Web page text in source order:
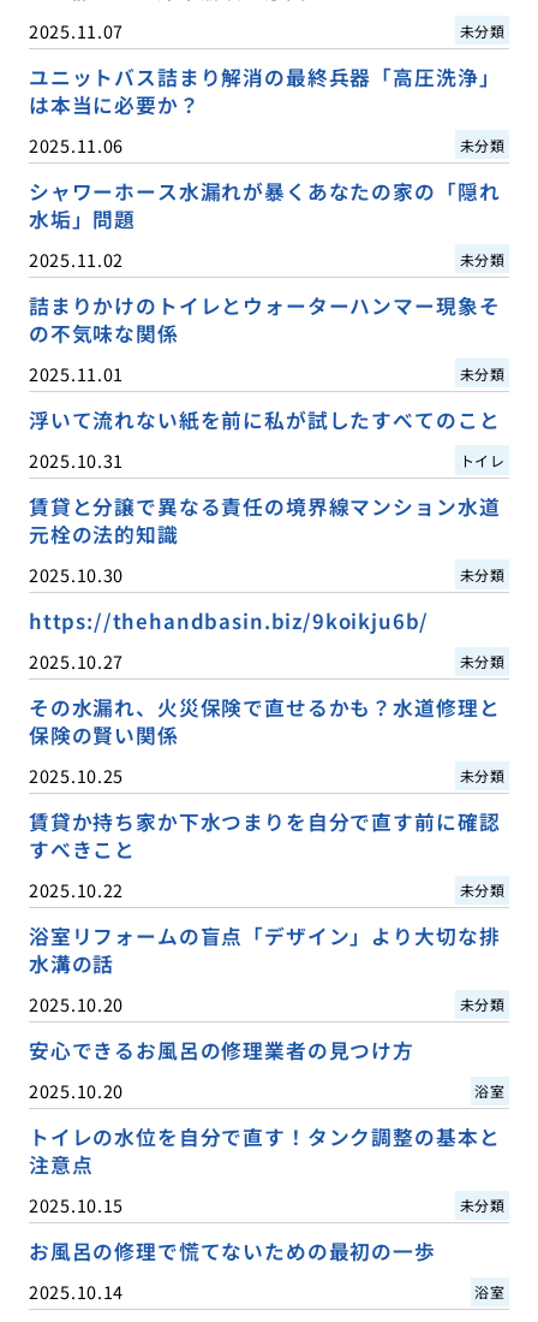
2025.11.07 未分類
ユニットバス詰まり解消の最終兵器「高圧洗浄」
は本当に必要か？
2025.11.06 未分類
シャワーホース水漏れが暴くあなたの家の「隠れ
水垢」問題
2025.11.02 未分類
詰まりかけのトイレとウォーターハンマー現象そ
の不気味な関係
2025.11.01 未分類
浮いて流れない紙を前に私が試したすべてのこと
2025.10.31 トイレ
賃貸と分譲で異なる責任の境界線マンション水道
元栓の法的知識
2025.10.30 未分類
https://thehandbasin.biz/9koikju6b/
2025.10.27 未分類
その水漏れ、火災保険で直せるかも？水道修理と
保険の賢い関係
2025.10.25 未分類
賃貸か持ち家か下水つまりを自分で直す前に確認
すべきこと
2025.10.22 未分類
浴室リフォームの盲点「デザイン」より大切な排
水溝の話
2025.10.20 未分類
安心できるお風呂の修理業者の見つけ方
2025.10.20 浴室
トイレの水位を自分で直す！タンク調整の基本と
注意点
2025.10.15 未分類
お風呂の修理で慌てないための最初の一歩
2025.10.14 浴室